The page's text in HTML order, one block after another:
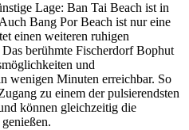
Lage: Ban Tai Beach ist in
Bang Por Beach ist nur eine
einen weiteren ruhigen
berühmte Fischerdorf Bophut
und
wenigen Minuten erreichbar. So
zu einem der pulsierendsten
können gleichzeitig die